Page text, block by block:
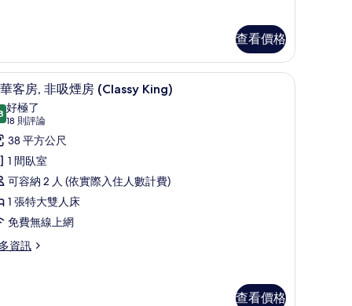
查看價格
費無線上網 羽絨被、客房內保險箱、遮光布/窗簾、免費
7 客房, 非吸煙房 (Classy King)
分，滿分 10 分
好極了
18 則評論
(18
則
評
論)
38 平方公尺
1 間臥室
可容納 2 人 (依實際入住人數計費)
1 張特大雙人床
免費無線上網
資訊
查看價格